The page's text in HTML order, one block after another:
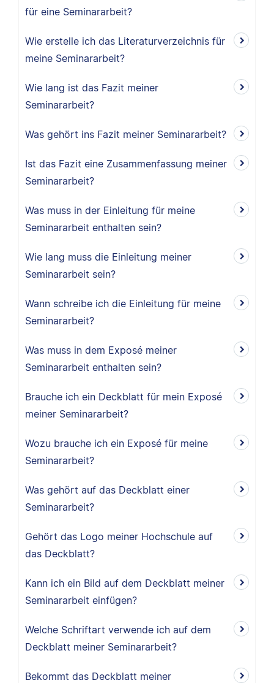
für eine Seminararbeit?
Wie erstelle ich das Literaturverzeichnis für
meine Seminararbeit?
Wie lang ist das Fazit meiner
Seminararbeit?
Was gehört ins Fazit meiner Seminararbeit?
Ist das Fazit eine Zusammenfassung meiner
Seminararbeit?
Was muss in der Einleitung für meine
Seminararbeit enthalten sein?
Wie lang muss die Einleitung meiner
Seminararbeit sein?
Wann schreibe ich die Einleitung für meine
Seminararbeit?
Was muss in dem Exposé meiner
Seminararbeit enthalten sein?
Brauche ich ein Deckblatt für mein Exposé
meiner Seminararbeit?
Wozu brauche ich ein Exposé für meine
Seminararbeit?
Was gehört auf das Deckblatt einer
Seminararbeit?
Gehört das Logo meiner Hochschule auf
das Deckblatt?
Kann ich ein Bild auf dem Deckblatt meiner
Seminararbeit einfügen?
Welche Schriftart verwende ich auf dem
Deckblatt meiner Seminararbeit?
Bekommt das Deckblatt meiner